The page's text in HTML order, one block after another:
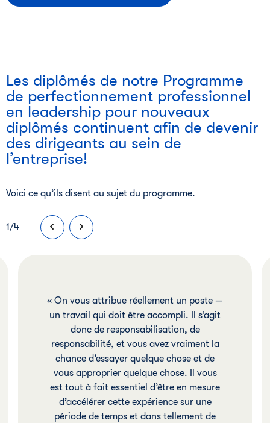
Les diplômés de notre Programme
de perfectionnement professionnel
en leadership pour nouveaux
diplômés continuent afin de devenir
des dirigeants au sein de
l’entreprise!
Voici ce qu’ils disent au sujet du programme.
1/4
« On vous attribue réellement un poste —
un travail qui doit être accompli. Il s’agit
donc de responsabilisation, de
responsabilité, et vous avez vraiment la
chance d’essayer quelque chose et de
vous approprier quelque chose. Il vous
est tout à fait essentiel d’être en mesure
d’accélérer cette expérience sur une
période de temps et dans tellement de